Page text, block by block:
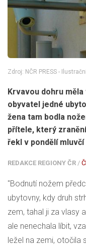
Zdroj: NČR PRESS -
Krvavou dohru
obyvatel jedné
žena tam bodla
přítele, který
řekl v pondělí
REDAKCE REGIONY ČR /
"Bodnutí nožem
ubytovny, kdy druh
zem, tahal ji za vlasy
ale nenechala líbit,
ležel na zemi, otočila